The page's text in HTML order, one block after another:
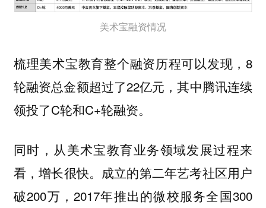
美术宝融资情况
梳理美术宝教育整个融资历程可以发现，8
轮融资总金额超过了22亿元，其中腾讯连续
领投了C轮和C+轮融资。
同时，从美术宝教育业务领域发展过程来
看，增长很快。成立的第二年艺考社区用户
破200万，2017年推出的微校服务全国300